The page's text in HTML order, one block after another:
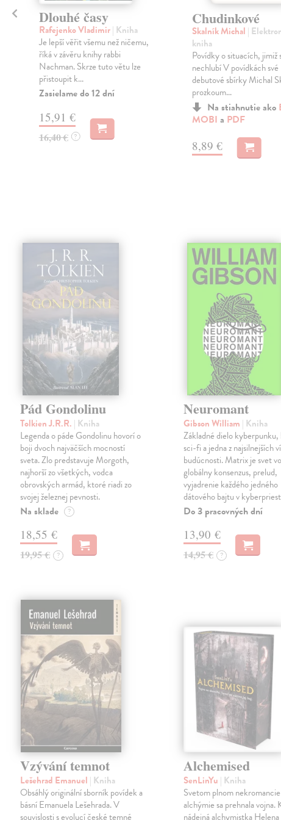
Dlouhé časy
Rafejenko Vladimir| Kniha
Je lepší věřit všemu než ničemu,
říká v závěru knihy rabbi
Nachman. Skrze tuto větu lze
přistoupit k...
Zasielame do 12 dní
15,91 €
16,40 € ?
Chudinkové
Skalník Michal |
kniha
Povídky o situacích, jimiž
nechlubí V povídkách své
debutové sbírky Michal
prozkoum...
Na stiahnutie ako
MOBI a PDF
8,89 €
Pád Gondolinu
Tolkien J.R.R. | Kniha
Legenda o páde Gondolinu hovorí o
boji dvoch najväčších mocností
sveta. Zlo predstavuje Morgoth,
najhorší zo všetkých, vodca
obrovských armád, ktoré riadi zo
svojej železnej pevnosti.
Na sklade ?
18,55 €
19,95 € ?
Neuromant
Gibson William | Kniha
Základné dielo kyberpunku,
sci-fi a jedna z najsilnejších
budúcnosti. Matrix je svet
globálny konsenzus, prelud,
vyjadrenie každého jedného
dátového bajtu v
Do 3 pracovných dní
13,90 €
14,95 € ?
Vzývání temnot
Lešehrad Emanuel | Kniha
Obsáhlý originální sborník povídek a
básní Emanuela Lešehrada. V
souvislosti s evolucí české temné
Alchemised
SenLinYu | Kniha
Svetom plnom
alchýmie sa prehnala vojna.
nádejná alchymistka Helena